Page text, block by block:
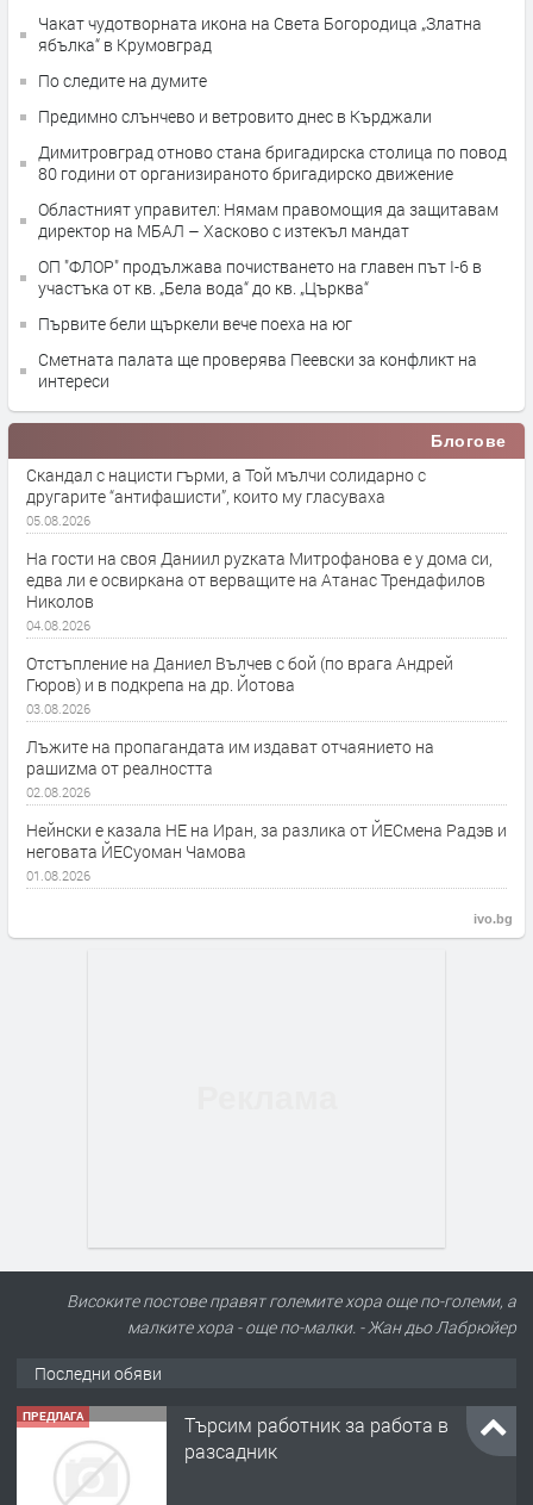
Чакат чудотворната икона на Света Богородица „Златна
ябълка“ в Крумовград
По следите на думите
Предимно слънчево и ветровито днес в Кърджали
Димитровград отново стана бригадирска столица по повод
80 години от организираното бригадирско движение
Областният управител: Нямам правомощия да защитавам
директор на МБАЛ – Хасково с изтекъл мандат
ОП "ФЛОР" продължава почистването на главен път I-6 в
участъка от кв. „Бела вода“ до кв. „Църква“
Първите бели щъркели вече поеха на юг
Сметната палата ще провeрява Пеевски за конфликт на
интереси
Блогове
Скандал с нацисти гърми, а Той мълчи солидарно с
другарите “антифашисти”, които му гласуваха
05.08.2026
На гости на своя Даниил руzката Митрофанова е у дома си,
едва ли е освиркана от верващите на Атанас Трендафилов
Николов
04.08.2026
Отстъпление на Даниел Вълчев с бой (по врага Андрей
Гюров) и в подкрепа на др. Йотова
03.08.2026
Лъжите на пропагандата им издават отчаянието на
рашиzма от реалността
02.08.2026
Нейнски е казала НЕ на Иран, за разлика от ЙЕСмена Радэв и
неговата ЙЕСуоман Чамова
01.08.2026
ivo.bg
Високите постове правят големите хора още по-големи, а
малките хора - още по-малки. - Жан дьо Лабрюйер
Последни обяви
ПРЕДЛАГА
Търсим работник за работа в
разсадник